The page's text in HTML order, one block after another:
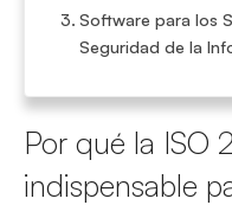
Software para los
Seguridad de la
Por qué la ISO
indispensable